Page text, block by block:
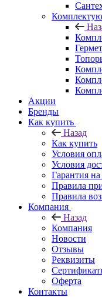
Акции
Бренды
Как купить
Назад
Как купить
Условия
Условия
Гарантия на
Правила
Правила
Компания
Назад
Компания
Новости
Отзывы
Реквизиты
Оферта
Контакты